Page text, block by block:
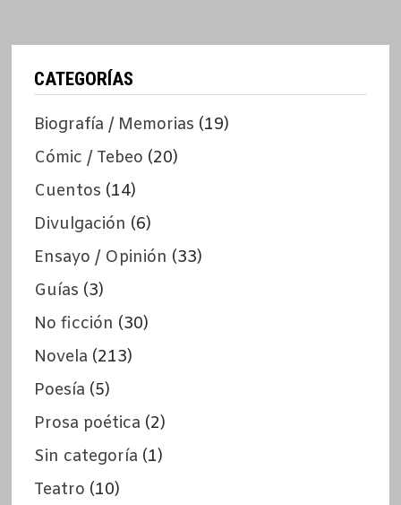
CATEGORÍAS
Biografía / Memorias (19)
Cómic / Tebeo (20)
Cuentos (14)
Divulgación (6)
Ensayo / Opinión (33)
Guías (3)
No ficción (30)
Novela (213)
Poesía (5)
Prosa poética (2)
Sin categoría (1)
Teatro (10)